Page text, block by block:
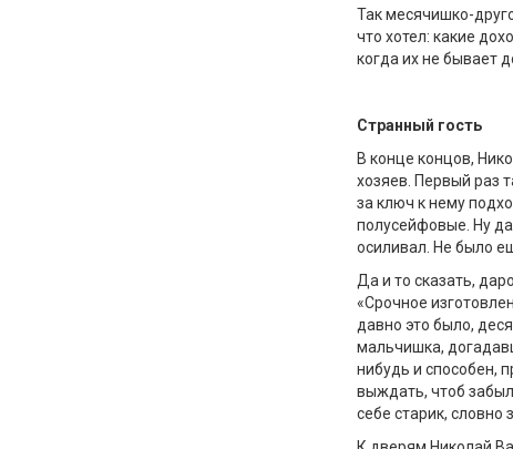
Так месячишко-
что хотел: какие
когда их не бывает
Странный гость
В конце концов,
хозяев. Первый раз
за ключ к нему
полусейфовые. Ну
осиливал. Не было
Да и то сказать,
«Срочное
давно это было,
мальчишка,
нибудь и способен,
выждать, чтоб
себе старик, словно